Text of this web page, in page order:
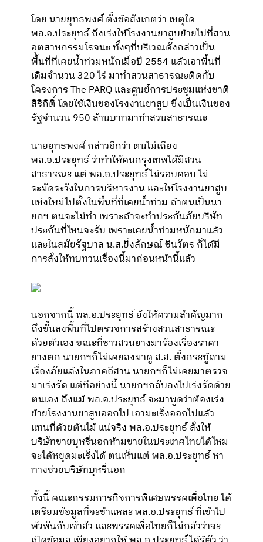
โดย นายยุทธพงศ์ ตั้งข้อสังเกตว่า เหตุใด
พล.อ.ประยุทธ์ ถึงเร่งให้โรงงานยาสูบย้ายไปที่สวน
อุตสาหกรรมโรจนะ ทั้งๆที่บริเวณดังกล่าวเป็น
พื้นที่ที่เคยน้ำท่วมหนักเมื่อปี 2554 แล้วเอาพื้นที่
เดิมจำนวน 320 ไร่ มาทำสวนสาธารณะติดกับ
โครงการ The PARQ และศูนย์การประชุมแห่งชาติ
สิริกิติ์ โดยใช้เงินของโรงงานยาสูบ ซึ่งเป็นเงินของ
รัฐจำนวน 950 ล้านบาทมาทำสวนสาธารณะ
นายยุทธพงศ์ กล่าวอีกว่า ตนไม่เถียง
พล.อ.ประยุทธ์ ว่าทำให้คนกรุงเทพได้มีสวน
สาธารณะ แต่ พล.อ.ประยุทธ์ ไม่รอบคอบ ไม่
ระมัดระวังในการบริหารงาน และให้โรงงานยาสูบ
แห่งใหม่ไปตั้งในพื้นที่ที่เคยน้ำท่วม ถ้าตนเป็นนา
ยกฯ ตนจะไม่ทำ เพราะถ้าจะทำประกันภัยบริษัท
ประกันที่ไหนจะรับ เพราะเคยน้ำท่วมหนักมาแล้ว
และในสมัยรัฐบาล น.ส.ยิ่งลักษณ์ ชินวัตร ก็ได้มี
การสั่งให้ทบทวนเรื่องนี้มาก่อนหน้านี้แล้ว
นอกจากนี้ พล.อ.ประยุทธ์ ยังให้ความสำคัญมาก
ถึงขั้นลงพื้นที่ไปตรวจการสร้างสวนสาธารณะ
ด้วยตัวเอง ขณะที่ชาวสวนยางมาร้องเรื่องราคา
ยางตก นายกฯก็ไม่เคยลงมาดู ส.ส. ตั้งกระทู้ถาม
เรื่องภัยแล้งในภาคอีสาน นายกฯก็ไม่เคยมาตรวจ
มาเร่งรัด แต่ทีอย่างนี้ นายกฯกลับลงไปเร่งรัดด้วย
ตนเอง ถึงแม้ พล.อ.ประยุทธ์ จะมาพูดว่าต้องเร่ง
ย้ายโรงงานยาสูบออกไป เอามะเร็งออกไปแล้ว
แทนที่ด้วยต้นไม้ แน่จริง พล.อ.ประยุทธ์ สั่งให้
บริษัทขายบุหรี่นอกห้ามขายในประเทศไทยได้ไหม
จะได้หยุดมะเร็งได้ ตนเห็นแต่ พล.อ.ประยุทธ์ หา
ทางช่วยบริษัทบุหรี่นอก
ทั้งนี้ คณะกรรมการกิจการพิเศษพรรคเพื่อไทย ได้
เตรียมข้อมูลที่จะชำแหละ พล.อ.ประยุทธ์ ที่เข้าไป
พัวพันกับเจ้าสัว และพรรคเพื่อไทยก็ไม่กลัวว่าจะ